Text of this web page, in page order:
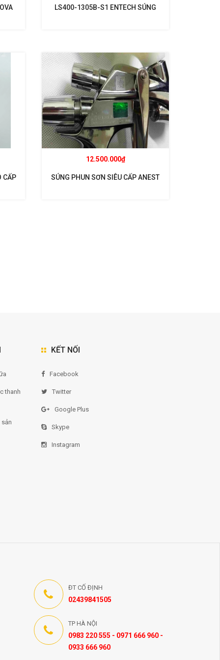
LS400-1305B-S1 ENTECH SÚNG
CẤP
12.500.000₫
SÚNG PHUN SƠN SIÊU CẤP ANEST
thanh
KẾT NỐI
Facebook
Twitter
Google Plus
Skype
Instagram
ĐT CỐ ĐỊNH
02439841505
TP HÀ NỘI
0983 220 555 - 0971 666 960 -
0933 666 960